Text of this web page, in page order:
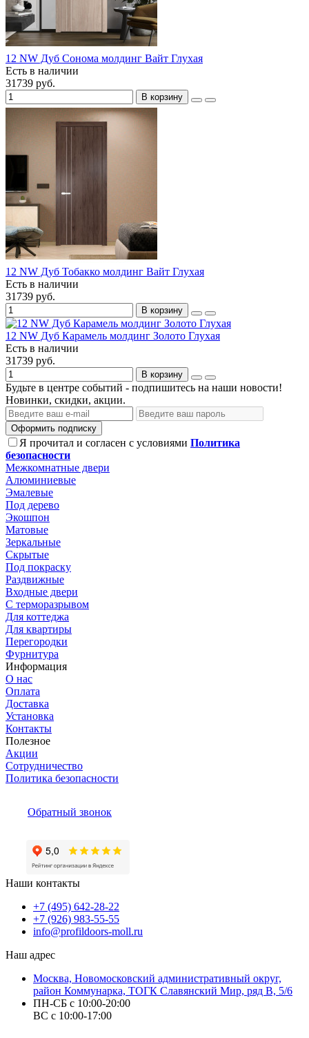
12 NW Дуб Сонома молдинг Вайт Глухая
Есть в наличии
31739 руб.
В корзину
12 NW Дуб Тобакко молдинг Вайт Глухая
Есть в наличии
31739 руб.
В корзину
12 NW Дуб Карамель молдинг Золото Глухая
Есть в наличии
31739 руб.
В корзину
Будьте в центре событий - подпишитесь на наши новости!
Новинки, скидки, акции.
Оформить подписку
Я прочитал и согласен с условиями Политика
безопасности
Межкомнатные двери
Алюминиевые
Эмалевые
Под дерево
Экошпон
Матовые
Зеркальные
Скрытые
Под покраску
Раздвижные
Входные двери
С терморазрывом
Для коттеджа
Для квартиры
Перегородки
Фурнитура
Информация
О нас
Оплата
Доставка
Установка
Контакты
Полезное
Акции
Сотрудничество
Политика безопасности
Обратный звонок
Наши контакты
+7 (495) 642-28-22
+7 (926) 983-55-55
info@profildoors-moll.ru
Наш адрес
Москва, Новомосковский административный округ,
район Коммунарка, ТОГК Славянский Мир, ряд В, 5/6
ПН-СБ с 10:00-20:00
ВС с 10:00-17:00